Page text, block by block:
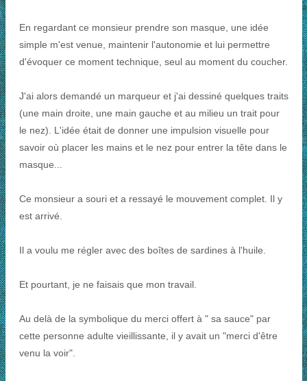
En regardant ce monsieur prendre son masque, une idée
simple m'est venue, maintenir l'autonomie et lui permettre
d'évoquer ce moment technique, seul au moment du coucher.
J'ai alors demandé un marqueur et j'ai dessiné quelques traits
(une main droite, une main gauche et au milieu un trait pour
le nez). L'idée était de donner une impulsion visuelle pour
savoir où placer les mains et le nez pour entrer la tête dans le
masque...
Ce monsieur a souri et a ressayé le mouvement complet. Il y
est arrivé.
Il a voulu me régler avec des boîtes de sardines à l'huile.
Et pourtant, je ne faisais que mon travail.
Au delà de la symbolique du merci offert à " sa sauce" par
cette personne adulte vieillissante, il y avait un "merci d'être
venu la voir".